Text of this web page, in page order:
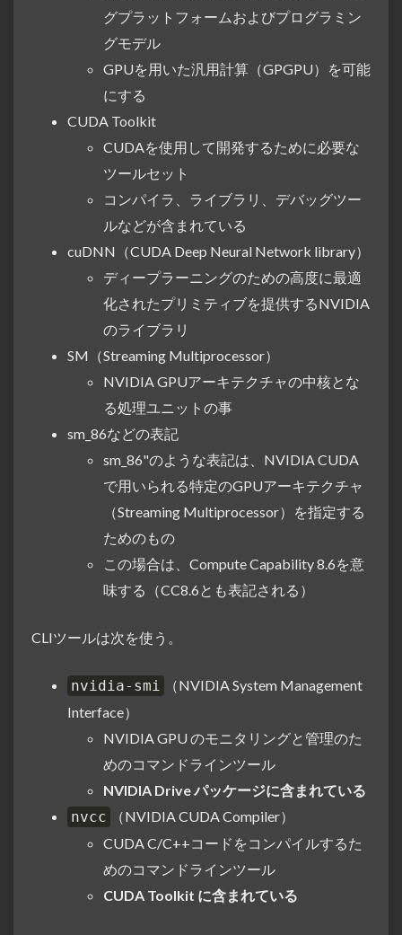
グプラットフォームおよびプログラミン
グモデル
GPUを用いた汎用計算（GPGPU）を可能
にする
CUDA Toolkit
CUDAを使用して開発するために必要な
ツールセット
コンパイラ、ライブラリ、デバッグツー
ルなどが含まれている
cuDNN（CUDA Deep Neural Network library）
ディープラーニングのための高度に最適
化されたプリミティブを提供するNVIDIA
のライブラリ
SM（Streaming Multiprocessor）
NVIDIA GPUアーキテクチャの中核とな
る処理ユニットの事
sm_86などの表記
sm_86"のような表記は、NVIDIA CUDA
で用いられる特定のGPUアーキテクチャ
（Streaming Multiprocessor）を指定する
ためのもの
この場合は、Compute Capability 8.6を意
味する（CC8.6とも表記される）
CLIツールは次を使う。
nvidia-smi
（NVIDIA System Management
Interface）
NVIDIA GPU のモニタリングと管理のた
めのコマンドラインツール
NVIDIA Drive パッケージに含まれている
nvcc
（NVIDIA CUDA Compiler）
CUDA C/C++コードをコンパイルするた
めのコマンドラインツール
CUDA Toolkit に含まれている